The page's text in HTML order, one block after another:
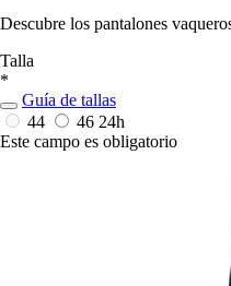
Descubre los pantalones
Talla
*
Guía de tallas
44
46 24h
Este campo es obligatorio